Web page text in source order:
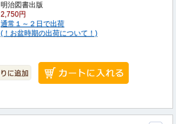
明治図書出版
2,750円
通常１～２日で出荷
(！お盆時期の出荷について！)